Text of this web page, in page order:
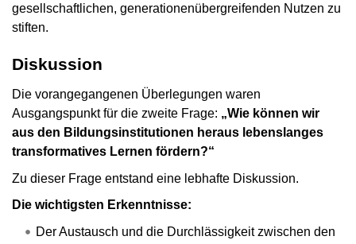
gesellschaftlichen, generationenübergreifenden Nutzen zu
stiften.
Diskussion
Die vorangegangenen Überlegungen waren
Ausgangspunkt für die zweite Frage: „Wie können wir
aus den Bildungsinstitutionen heraus lebenslanges
transformatives Lernen fördern?“
Zu dieser Frage entstand eine lebhafte Diskussion.
Die wichtigsten Erkenntnisse:
Der Austausch und die Durchlässigkeit zwischen den